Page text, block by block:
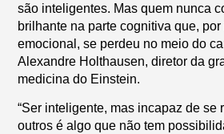
são inteligentes. Mas quem nunca
brilhante na parte cognitiva que,
emocional, se perdeu no meio do
Alexandre Holthausen, diretor da
medicina do Einstein.
“Ser inteligente, mas incapaz de se
outros é algo que não tem